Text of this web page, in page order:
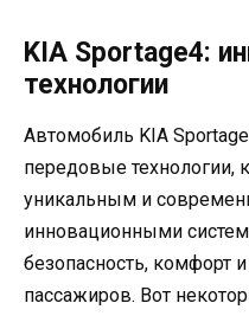
KIA Sportage4:
технологии
Автомобиль KIA
передовые технологии,
уникальным и
инновационными
безопасность, комфорт
пассажиров. Вот